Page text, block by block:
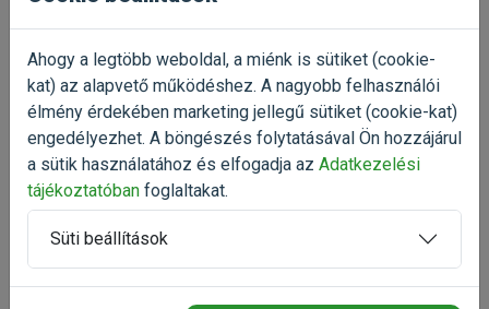
Már próbáltad a terméket?
Oszd meg tapasztalatod a többi gazdival!
Értékelés írása
Ahogy a legtöbb weboldal, a miénk is sütiket (cookie-
kat) az alapvető működéshez. A nagyobb felhasználói
élmény érdekében marketing jellegű sütiket (cookie-kat)
engedélyezhet. A böngészés folytatásával Ön hozzájárul
a sütik használatához és elfogadja az Adatkezelési
tájékoztatóban foglaltakat.
Süti beállítások